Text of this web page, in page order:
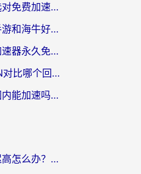
海外党必看：如何选对免费加速器，无缝访问国内资源不踩坑？
海外党必看：雷神手游和海牛好用吗？+3款热门加速器实测对比，附番茄加速器无缝回国指南
海外党必看：应用加速器永久免费版真的存在吗？教你选对回国加速器无缝刷国内资源
穿梭VPN和海牛VPN对比哪个回国效果更好？海外华人亲测3款热门加速器+避坑指南
在国外用加速器对国内能加速吗？海外党亲测有效的无缝访问指南
国外战双帕弥什延迟高怎么办？2026海外畅玩国服游戏终极指南（附实测工具推荐）